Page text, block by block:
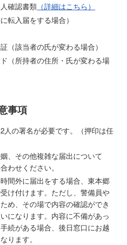
確認書類 （詳細はこちら）
転入届をする場合）
（該当者の氏が変わる場合）
（所持者の住所・氏が変わる場
事項
人の署名が必要です。（押印は任
、その他複雑な届出について
わせください。
間外に届出をする場合、東本郷
け付けます。ただし、警備員や
め、その場で内容の確認ができ
になります。内容に不備があっ
続がある場合、後日窓口にお越
ります。